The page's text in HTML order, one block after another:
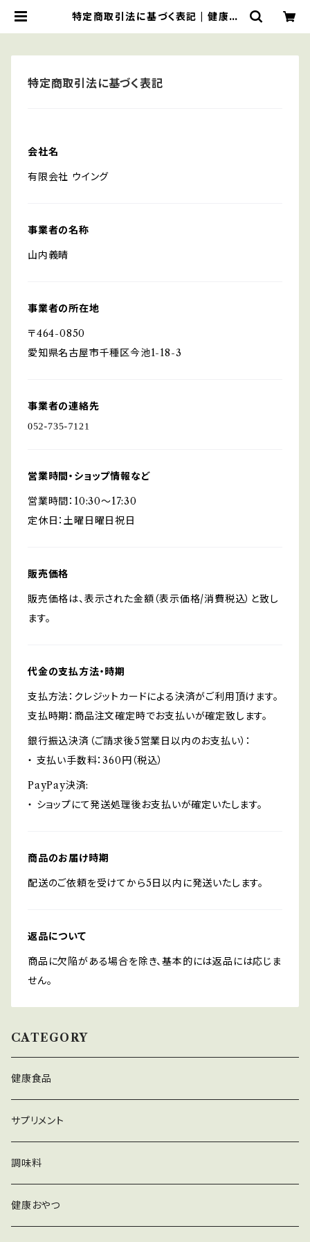
特定商取引法に基づく表記 | 健康と
特定商取引法に基づく表記
会社名
有限会社 ウイング
事業者の名称
山内義晴
事業者の所在地
〒464-0850
愛知県名古屋市千種区今池1-18-3
事業者の連絡先
営業時間・ショップ情報など
営業時間：10:30～17:30
定休日：土曜日曜日祝日
販売価格
販売価格は、表示された金額（表示価格/消費税込）と致し
ます。
代金の支払方法・時期
支払方法：クレジットカードによる決済がご利用頂けます。
支払時期：商品注文確定時でお支払いが確定致します。
銀行振込決済（ご請求後5営業日以内のお支払い）：
・ 支払い手数料：360円（税込）
PayPay決済:
・ ショップにて発送処理後お支払いが確定いたします。
商品のお届け時期
配送のご依頼を受けてから5日以内に発送いたします。
返品について
商品に欠陥がある場合を除き、基本的には返品には応じま
せん。
CATEGORY
健康食品
サプリメント
調味料
健康おやつ